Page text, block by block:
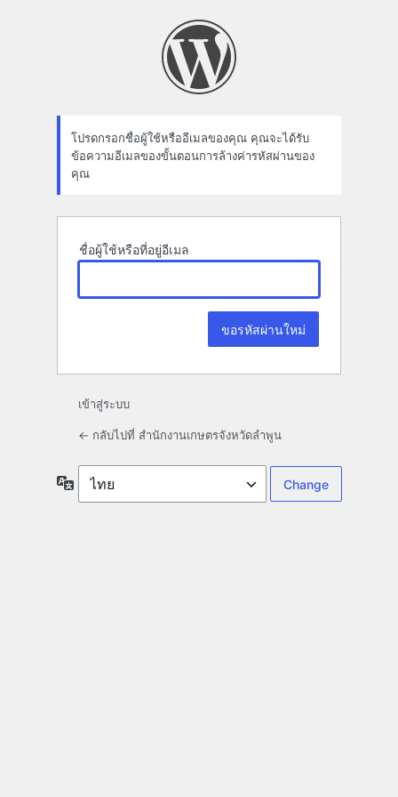
โปรดกรอกชื่อผู้ใช้หรืออีเมลของคุณ คุณจะได้รับ
ข้อความอีเมลของขั้นตอนการล้างค่ารหัสผ่านของ
คุณ
ชื่อผู้ใช้หรือที่อยู่อีเมล
เข้าสู่ระบบ
← กลับไปที่ สำนักงานเกษตรจังหวัดลำพูน
ภาษา